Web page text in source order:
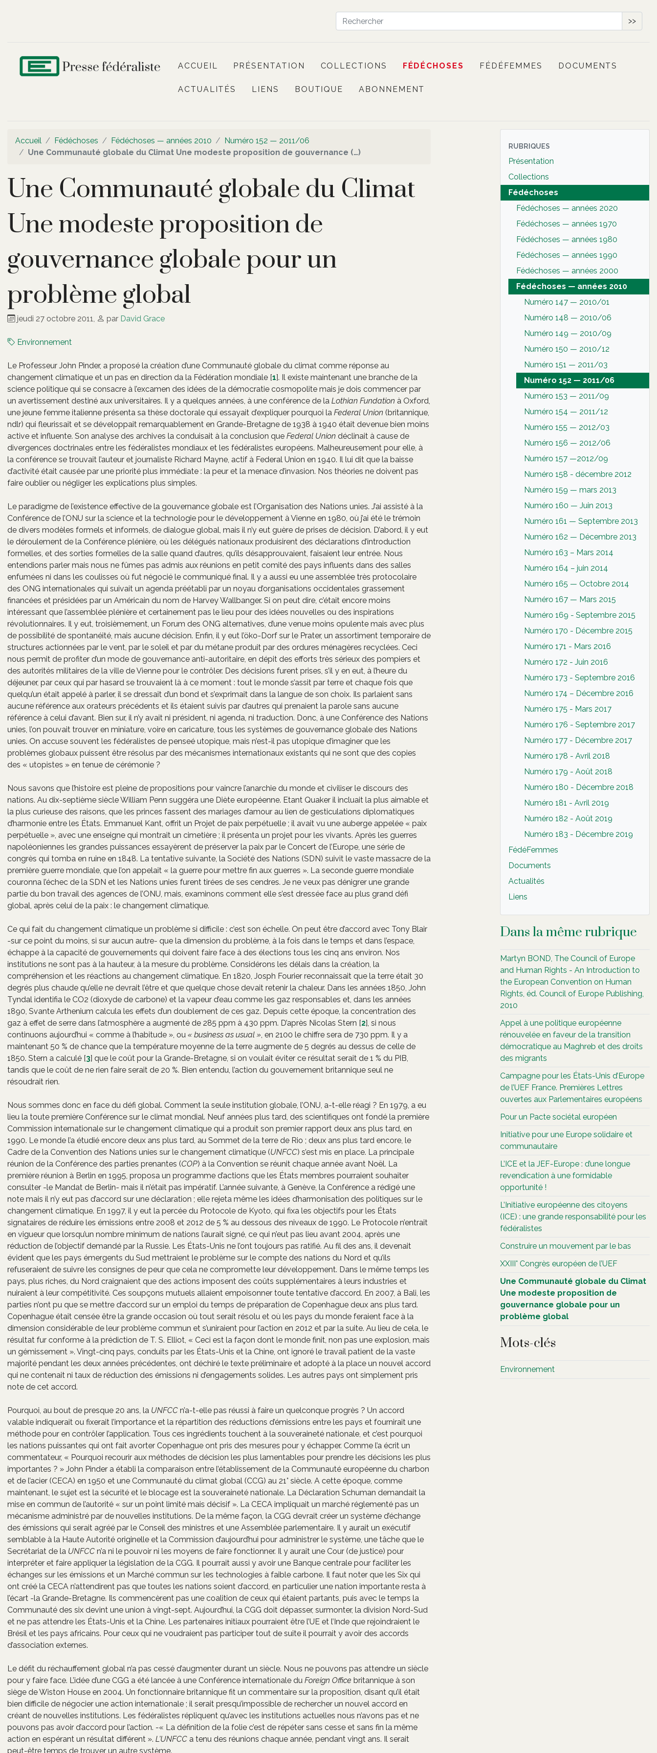
>>
ACCUEIL PRÉSENTATION COLLECTIONS FÉDÉCHOSES FÉDÉFEMMES DOCUMENTS
ACTUALITÉS LIENS BOUTIQUE ABONNEMENT
Accueil Fédéchoses Fédéchoses — années 2010
Numéro 152 — 2011/06
Une Communauté globale du Climat Une modeste proposition de gouvernance (…)
Une Communauté globale du Climat
Une modeste proposition de
gouvernance globale pour un
problème global
jeudi 27 octobre 2011, par David Grace
Environnement
Le Professeur John Pinder, a proposé la création d’une Communauté globale du climat comme réponse au
changement climatique et un pas en direction da la Fédération mondiale [1]. Il existe maintenant une branche de la
science politique qui se consacre à l’excamen des idées de la démocratie cosmopolite mais je dois commencer par
un avertissement destiné aux universitaires. Il y a quelques années, à une conférence de la Lothian Fundation à Oxford,
une jeune femme italienne présenta sa thèse doctorale qui essayait d’expliquer pourquoi la Federal Union (britannique,
ndlr) qui fleurissait et se développait remarquablement en Grande-Bretagne de 1938 à 1940 était devenue bien moins
active et influente. Son analyse des archives la conduisait à la conclusion que Federal Union déclinait à cause de
divergences doctrinales entre les fédéralistes mondiaux et les fédéralistes européens. Malheureusement pour elle, à
la conférence se trouvait l’auteur et journaliste Richard Mayne, actif à Federal Union en 1940. Il lui dit que la baisse
d’activité était causée par une priorité plus immédiate : la peur et la menace d’invasion. Nos théories ne doivent pas
faire oublier ou négliger les explications plus simples.
Le paradigme de l’existence effective de la gouvernance globale est l’Organisation des Nations unies. J’ai assisté à la
Conférence de l’ONU sur la science et la technologie pour le développement à Vienne en 1980, où j’ai été le trémoin
de divers modèles formels et informels, de dialogue global, mais il n’y eut guère de prises de décision. D’abord, il y eut
le déroulement de la Conférence plénière, où les délégués nationaux produisirent des déclarations d’introduction
formelles, et des sorties formelles de la salle quand d’autres, qu’ils désapprouvaient, faisaient leur entrée. Nous
entendions parler mais nous ne fûmes pas admis aux réunions en petit comité des pays influents dans des salles
enfumées ni dans les coulisses où fut négocié le communiqué final. Il y a aussi eu une assemblée très protocolaire
des ONG internationales qui suivait un agenda préétabli par un noyau d’organisations occidentales grassement
financées et présidées par un Américain du nom de Harvey Wallbanger. Si on peut dire, c’était encore moins
intéressant que l’assemblée plénière et certainement pas le lieu pour des idées nouvelles ou des inspirations
révolutionnaires. Il y eut, troisièmement, un Forum des ONG alternatives, d’une venue moins opulente mais avec plus
de possibilité de spontanéité, mais aucune décision. Enfin, il y eut l’öko-Dorf sur le Prater, un assortiment temporaire de
structures actionnées par le vent, par le soleil et par du métane produit par des ordures ménagères recyclées. Ceci
nous permit de profiter d’un mode de gouvernance anti-autoritaire, en dépit des efforts très sérieux des pompiers et
des autorités militaires de la ville de Vienne pour le contrôler. Des décisions furent prises, s’il y en eut, à l’heure du
déjeuner, par ceux qui par hasard se trouvaient là à ce moment : tout le monde s’assit par terre et chaque fois que
quelqu’un était appelé à parler, il se dressait d’un bond et s’exprimait dans la langue de son choix. Ils parlaient sans
aucune référence aux orateurs précédents et ils étaient suivis par d’autres qui prenaient la parole sans aucune
référence à celui d’avant. Bien sur, il n’y avait ni président, ni agenda, ni traduction. Donc, à une Conférence des Nations
unies, l’on pouvait trouver en miniature, voire en caricature, tous les systèmes de gouvernance globale des Nations
unies. On accuse souvent les fédéralistes de penseé utopique, mais n’est-il pas utopique d’imaginer que les
problèmes globaux puissent être résolus par des mécanismes internationaux existants qui ne sont que des copies
des « utopistes » en tenue de cérémonie ?
Nous savons que l’histoire est pleine de propositions pour vaincre l’anarchie du monde et civiliser le discours des
nations. Au dix-septième siècle William Penn suggéra une Diète européenne. Etant Quaker il incluait la plus aimable et
la plus curieuse des raisons, que les princes fassent des mariages d’amour au lien de gesticulations diplomatiques
d’harmonie entre les États. Emmanuel Kant, offrit un Projet de paix perpétuelle ; il avait vu une auberge appelée « paix
perpétuelle », avec une enseigne qui montrait un cimetière ; il présenta un projet pour les vivants. Après les guerres
napoléoniennes les grandes puissances essayèrent de préserver la paix par le Concert de l’Europe, une série de
congrès qui tomba en ruine en 1848. La tentative suivante, la Société des Nations (SDN) suivit le vaste massacre de la
première guerre mondiale, que l’on appelait « la guerre pour mettre fin aux guerres ». La seconde guerre mondiale
couronna l’échec de la SDN et les Nations unies furent tirées de ses cendres. Je ne veux pas dénigrer une grande
partie du bon travail des agences de l’ONU, mais, examinons comment elle s’est dressée face au plus grand défi
global, après celui de la paix : le changement climatique.
Ce qui fait du changement climatique un problème si difficile : c’est son échelle. On peut être d’accord avec Tony Blair
-sur ce point du moins, si sur aucun autre- que la dimension du problème, à la fois dans le temps et dans l’espace,
échappe à la capacité de gouvernements qui doivent faire face à des élections tous les cinq ans environ. Nos
institutions ne sont pas à la hauteur, à la mesure du problème. Considérons les délais dans la création, la
compréhension et les réactions au changement climatique. En 1820, Josph Fourier reconnaissait que la terre était 30
degrés plus chaude qu’elle ne devrait l’être et que quelque chose devait retenir la chaleur. Dans les années 1850, John
Tyndal identifia le CO2 (dioxyde de carbone) et la vapeur d’eau comme les gaz responsables et, dans les années
1890, Svante Arthenium calcula les effets d’un doublement de ces gaz. Depuis cette époque, la concentration des
gaz à effet de serre dans l’atmosphère a augmenté de 285 ppm à 430 ppm. D’après Nicolas Stern [2], si nous
continuons aujourd’hui « comme à l’habitude », ou « business as usual », en 2100 le chiffre sera de 730 ppm. Il y a
maintenant 50 % de chance que la température moyenne de la terre augmente de 5 degrés au dessus de celle de
1850. Stern a calculé [3] que le coût pour la Grande-Bretagne, si on voulait éviter ce résultat serait de 1 % du PIB,
tandis que le coût de ne rien faire serait de 20 %. Bien entendu, l’action du gouvernement britannique seul ne
résoudrait rien.
Nous sommes donc en face du défi global. Comment la seule institution globale, l’ONU, a-t-elle réagi ? En 1979, a eu
lieu la toute première Conférence sur le climat mondial. Neuf années plus tard, des scientifiques ont fondé la première
Commission internationale sur le changement climatique qui a produit son premier rapport deux ans plus tard, en
1990. Le monde l’a étudié encore deux ans plus tard, au Sommet de la terre de Rio ; deux ans plus tard encore, le
Cadre de la Convention des Nations unies sur le changement climatique (UNFCC) s’est mis en place. La principale
réunion de la Conférence des parties prenantes (COP) à la Convention se réunit chaque année avant Noël. La
première réunion à Berlin en 1995, proposa un programme d’actions que les États membres pourraient souhaiter
consulter -le Mandat de Berlin- mais il n’était pas impératif. L’année suivante, à Genève, la Conférence a rédigé une
note mais il n’y eut pas d’accord sur une déclaration ; elle rejeta même les idées d’harmonisation des politiques sur le
changement climatique. En 1997, il y eut la percée du Protocole de Kyoto, qui fixa les objectifs pour les États
signataires de réduire les émissions entre 2008 et 2012 de 5 % au dessous des niveaux de 1990. Le Protocole n’entrait
en vigueur que lorsqu’un nombre minimum de nations l’aurait signé, ce qui n’eut pas lieu avant 2004, après une
réduction de l’objectif demandé par la Russie. Les États-Unis ne l’ont toujours pas ratifié. Au fil des ans, il devenait
évident que les pays émergents du Sud mettraient le problème sur le compte des nations du Nord et qu’ils
refuseraient de suivre les consignes de peur que cela ne compromette leur développement. Dans le même temps les
pays, plus riches, du Nord craignaient que des actions imposent des coûts supplémentaires à leurs industries et
nuiraient à leur compétitivité. Ces soupçons mutuels allaient empoisonner toute tentative d’accord. En 2007, à Bali, les
parties n’ont pu que se mettre d’accord sur un emploi du temps de préparation de Copenhague deux ans plus tard.
Copenhague était censée être la grande occasion où tout serait résolu et où les pays du monde feraient face à la
dimension considérable de leur problème commun et s’uniraient pour l’action en 2012 et par la suite. Au lieu de cela, le
résultat fur conforme à la prédiction de T. S. Elliot, « Ceci est la façon dont le monde finit, non pas une explosion, mais
un gémissement ». Vingt-cinq pays, conduits par les États-Unis et la Chine, ont ignoré le travail patient de la vaste
majorité pendant les deux années précédentes, ont déchiré le texte préliminaire et adopté à la place un nouvel accord
qui ne contenait ni taux de réduction des émissions ni d’engagements solides. Les autres pays ont simplement pris
note de cet accord.
Pourquoi, au bout de presque 20 ans, la UNFCC n’a-t-elle pas réussi à faire un quelconque progrès ? Un accord
valable indiquerait ou fixerait l’importance et la répartition des réductions d’émissions entre les pays et fournirait une
méthode pour en contrôler l’application. Tous ces ingrédients touchent à la souveraineté nationale, et c’est pourquoi
les nations puissantes qui ont fait avorter Copenhague ont pris des mesures pour y échapper. Comme l’a écrit un
commentateur, « Pourquoi recourir aux méthodes de décision les plus lamentables pour prendre les décisions les plus
importantes ? » John Pinder a établi la comparaison entre l’établissement de la Communauté européenne du charbon
et de l’acier (CECA) en 1950 et une Communauté du climat global (CCG) au 21° siècle. A cette époque, comme
maintenant, le sujet est la sécurité et le blocage est la souveraineté nationale. La Déclaration Schuman demandait la
mise en commun de l’autorité « sur un point limité mais décisif ». La CECA impliquait un marché réglementé pas un
mécanisme administré par de nouvelles institutions. De la même façon, la CGG devrait créer un système d’échange
des émissions qui serait agréé par le Conseil des ministres et une Assemblée parlementaire. Il y aurait un exécutif
semblable à la Haute Autorité originelle et la Commission d’aujourd’hui pour administrer le système, une tâche que le
Secrétariat de la UNFCC n’a ni le pouvoir ni les moyens de faire fonctionner. Il y aurait une Cour (de justice) pour
interpréter et faire appliquer la législation de la CGG. Il pourrait aussi y avoir une Banque centrale pour faciliter les
échanges sur les émissions et un Marché commun sur les technologies à faible carbone. Il faut noter que les Six qui
ont créé la CECA n’attendirent pas que toutes les nations soient d’accord, en particulier une nation importante resta à
l’écart -la Grande-Bretagne. Ils commencèrent pas une coalition de ceux qui étaient partants, puis avec le temps la
Communauté des six devint une union à vingt-sept. Aujourd’hui, la CGG doit dépasser, surmonter, la division Nord-Sud
et ne pas attendre les États-Unis et la Chine. Les partenaires initiaux pourraient être l’UE et l’Inde que rejoindraient le
Brésil et les pays africains. Pour ceux qui ne voudraient pas participer tout de suite il pourrait y avoir des accords
d’association externes.
Le défit du réchauffement global n’a pas cessé d’augmenter durant un siècle. Nous ne pouvons pas attendre un siècle
pour y faire face. L’idée d’une CGG a été lancée à une Conférence internationale du Foreign Office britannique à son
siège de Wiston House en 2004. Un fonctionnaire britannique fit un commentaire sur la proposition, disant qu’il était
bien difficile de négocier une action internationale ; il serait presqu’impossible de rechercher un nouvel accord en
créant de nouvelles institutions. Les fédéralistes répliquent qu’avec les institutions actuelles nous n’avons pas et ne
pouvons pas avoir d’accord pour l’action. -« La définition de la folie c’est de répéter sans cesse et sans fin la même
action en espérant un résultat différent ». L’UNFCC a tenu des réunions chaque année, pendant vingt ans. Il serait
peut-être temps de trouver un autre système.
RUBRIQUES
Présentation
Collections
Fédéchoses
Fédéchoses — années 2020
Fédéchoses — années 1970
Fédéchoses — années 1980
Fédéchoses — années 1990
Fédéchoses — années 2000
Fédéchoses — années 2010
Numéro 147 — 2010/01
Numéro 148 — 2010/06
Numéro 149 — 2010/09
Numéro 150 — 2010/12
Numéro 151 — 2011/03
Numéro 152 — 2011/06
Numéro 153 — 2011/09
Numéro 154 — 2011/12
Numéro 155 — 2012/03
Numéro 156 — 2012/06
Numéro 157 —2012/09
Numéro 158 - décembre 2012
Numéro 159 — mars 2013
Numéro 160 — Juin 2013
Numéro 161 — Septembre 2013
Numéro 162 — Décembre 2013
Numéro 163 – Mars 2014
Numéro 164 – juin 2014
Numéro 165 — Octobre 2014
Numéro 167 — Mars 2015
Numéro 169 - Septembre 2015
Numéro 170 - Décembre 2015
Numéro 171 - Mars 2016
Numéro 172 - Juin 2016
Numéro 173 - Septembre 2016
Numéro 174 – Décembre 2016
Numéro 175 - Mars 2017
Numéro 176 - Septembre 2017
Numéro 177 - Décembre 2017
Numéro 178 - Avril 2018
Numéro 179 - Août 2018
Numéro 180 - Décembre 2018
Numéro 181 - Avril 2019
Numéro 182 - Août 2019
Numéro 183 - Décembre 2019
FédéFemmes
Documents
Actualités
Liens
Dans la même rubrique
Martyn BOND, The Council of Europe
and Human Rights - An Introduction to
the European Convention on Human
Rights, éd. Council of Europe Publishing,
2010
Appel à une politique européenne
rénouvelée en faveur de la transition
démocratique au Maghreb et des droits
des migrants
Campagne pour les États-Unis d’Europe
de l’UEF France. Premières Lettres
ouvertes aux Parlementaires européens
Pour un Pacte sociétal européen
Initiative pour une Europe solidaire et
communautaire
L’ICE et la JEF-Europe : d’une longue
revendication à une formidable
opportunité !
L’Initiative européenne des citoyens
(ICE) : une grande responsabilité pour les
fédéralistes
Construire un mouvement par le bas
XXIII° Congrès européen de l’UEF
Une Communauté globale du Climat
Une modeste proposition de
gouvernance globale pour un
problème global
Mots-clés
Environnement